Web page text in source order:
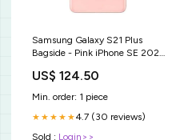
Samsung Galaxy S21 Plus
Bagside - Pink iPhone SE 2022
US$ 124.50
Min. order: 1 piece
★★★★★4.7 (30 reviews)
Sold : Login>>